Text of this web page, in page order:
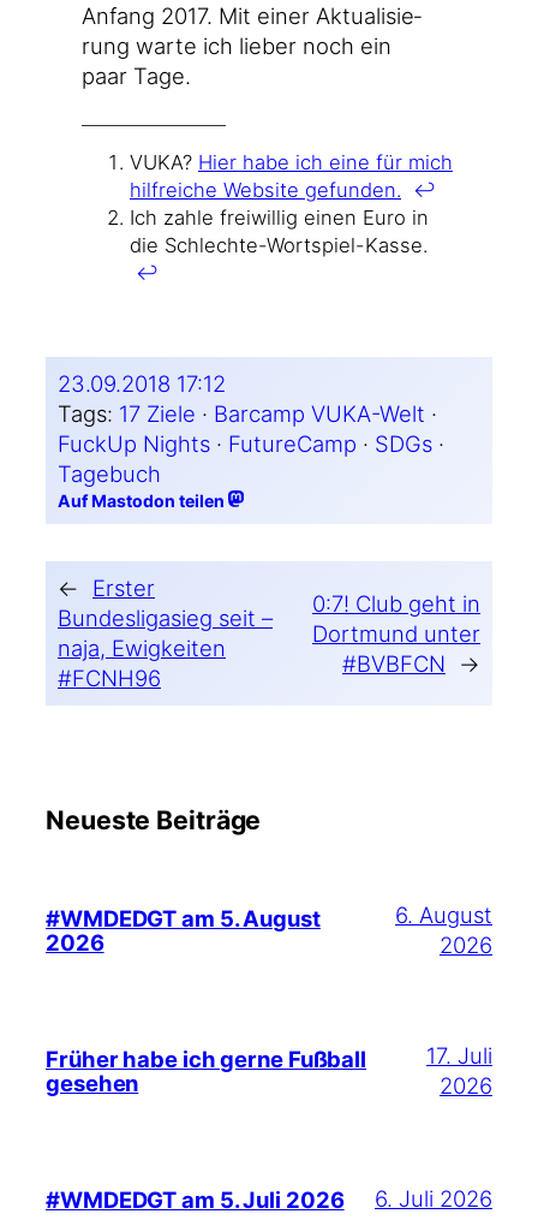
Anfang 2017. Mit einer Aktua­li­sie­
rung war­te ich lie­ber noch ein
paar Tage.
VUKA? Hier habe ich eine für mich
hilf­rei­che Web­site gefun­den. ↩
Ich zah­le frei­wil­lig einen Euro in
die Schlechte-Wortspiel-Kasse.
↩
23.09.2018 17:12
Tags: 17 Ziele · Barcamp VUKA-Welt
FuckUp Nights · FutureCamp · SDGs
Tagebuch
Auf Mastodon teilen
←
Erster
Bundesligasieg seit –
naja, Ewigkeiten
#FCNH96
0:7! Club geht in
Dortmund unter
#BVBFCN
→
Neueste Beiträge
#WMDEDGT am 5. August
2026
6. August
2026
Früher habe ich gerne Fußball
gesehen
17. Juli
2026
#WMDEDGT am 5. Juli 2026 6. Juli 2026